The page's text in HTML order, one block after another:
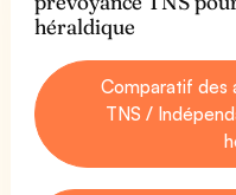
héraldique
Comparatif des
TNS /